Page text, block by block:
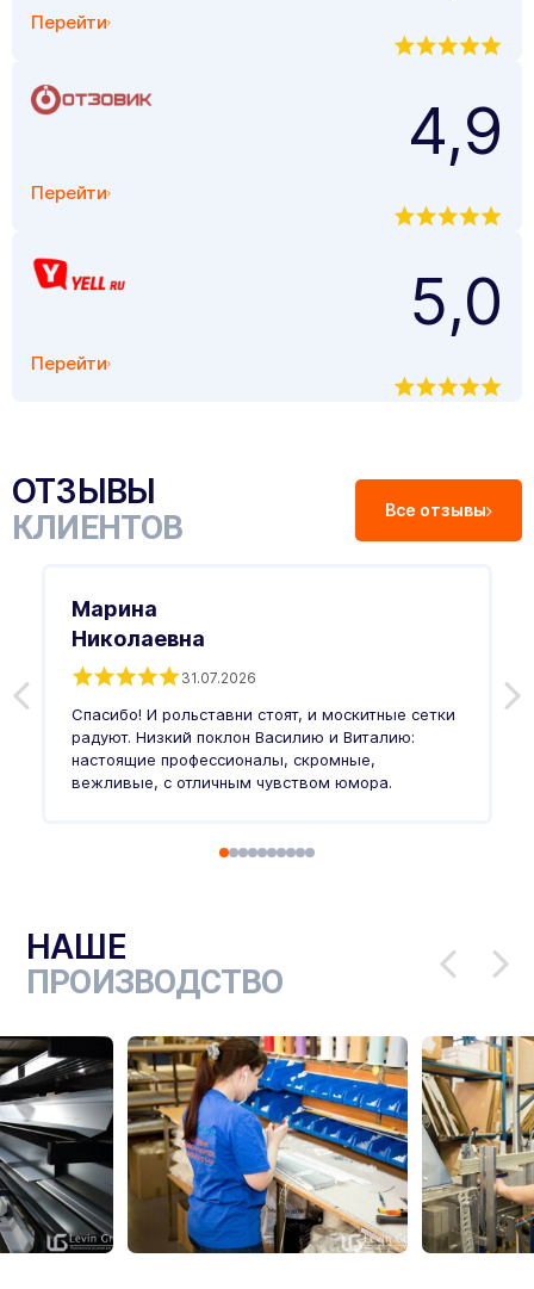
Перейти
Перейти
4,9
Перейти
5,0
ОТЗЫВЫ
КЛИЕНТОВ Все отзывы
Марина
Николаевна
31.07.2026
Спасибо! И рольставни стоят, и москитные сетки
радуют. Низкий поклон Василию и Виталию:
настоящие профессионалы, скромные,
вежливые, с отличным чувством юмора.
НАШЕ
ПРОИЗВОДСТВО